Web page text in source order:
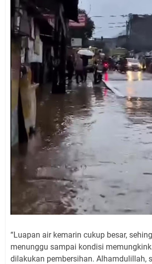
“Luapan air kemarin cukup besar,
menunggu sampai kondisi
dilakukan pembersihan. Alhamdulillah,